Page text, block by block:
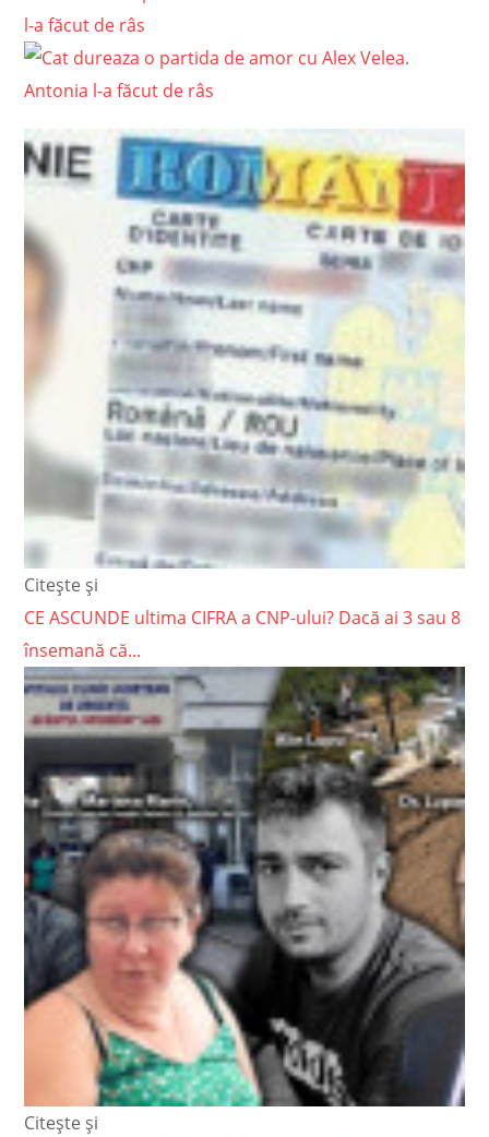
l-a făcut de râs
Citește și
CE ASCUNDE ultima CIFRA a CNP-ului? Dacă ai 3 sau 8
însemană că...
Citește și